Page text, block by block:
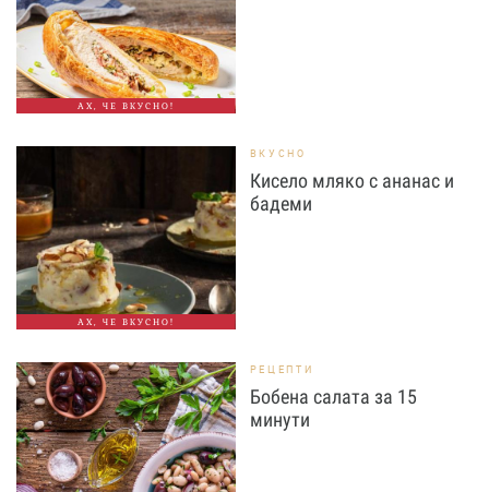
АХ, ЧЕ ВКУСНО!
АХ, ЧЕ ВКУСНО!
ВКУСНО
Кисело мляко с ананас и
бадеми
РЕЦЕПТИ
Бобена салата за 15
минути